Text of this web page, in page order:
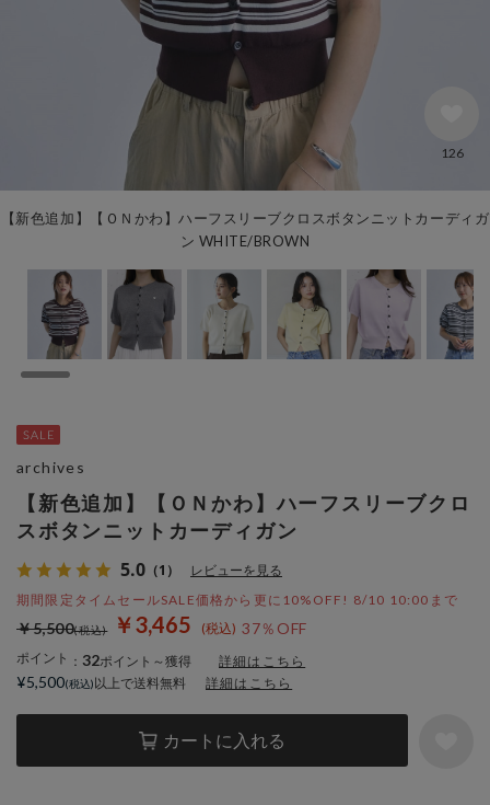
【新色追加】【ＯＮかわ】ハーフスリーブクロスボタンニットカーディガ
ン WHITE/BROWN
126
【新色追加】【ＯＮかわ】ハーフスリーブクロ
スボタンニットカーディガン
5.0 （1） レビューを見る
期間限定タイムセールSALE価格から更に10%OFF! 8/10 10:00まで
￥3,465 37％OFF
￥5,500
ポイント ： 32ポイント～獲得 詳細はこちら
カートに入れる
archives
¥5,500 以上で送料無料 詳細はこちら